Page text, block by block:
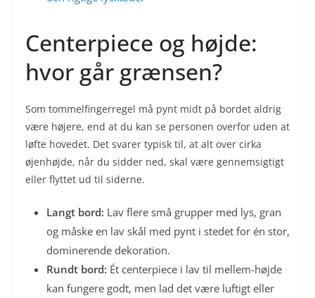
Centerpiece og højde:
hvor går grænsen?
Som tommelfingerregel må pynt midt på bordet aldrig
være højere, end at du kan se personen overfor uden at
løfte hovedet. Det svarer typisk til, at alt over cirka
øjenhøjde, når du sidder ned, skal være gennemsigtigt
eller flyttet ud til siderne.
Langt bord: Lav flere små grupper med lys, gran
og måske en lav skål med pynt i stedet for én stor,
dominerende dekoration.
Rundt bord: Ét centerpiece i lav til mellem-højde
kan fungere godt, men lad det være luftigt eller